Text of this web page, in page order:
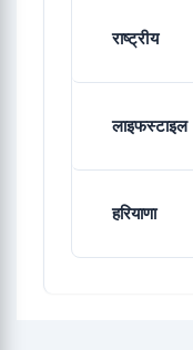
राष्ट्रीय
लाइफस्टाइल
हरियाणा